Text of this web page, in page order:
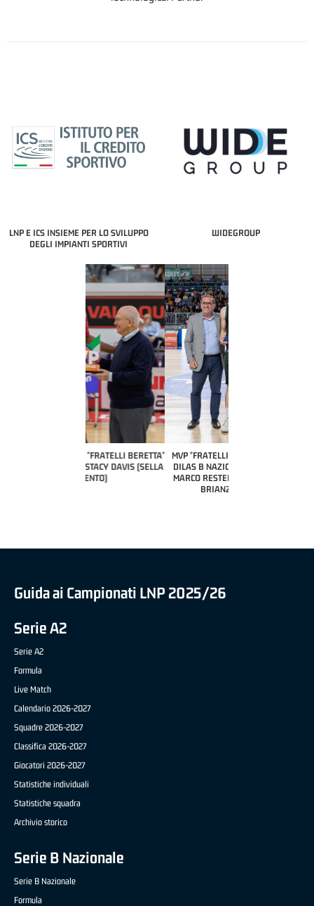
LNP E ICS INSIEME PER LO SVILUPPO
DEGLI IMPIANTI SPORTIVI
WIDEGROUP
MVP "FRATELLI BERETTA" SAMUEL
DILAS B NAZIONALE APRILE '26 -
MARCO RESTELLI (TAV TREVIGLIO
Guida ai Campionati LNP 2025/26
Serie A2
Serie A2
Formula
Live Match
Calendario 2026-2027
Squadre 2026-2027
Classifica 2026-2027
Giocatori 2026-2027
Statistiche individuali
Statistiche squadra
Archivio storico
Serie B Nazionale
Serie B Nazionale
Formula